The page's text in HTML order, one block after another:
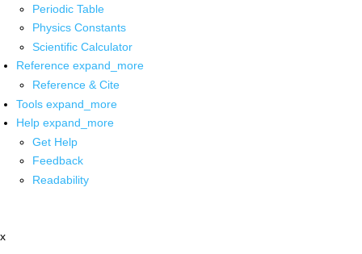
Periodic Table
Physics Constants
Scientific Calculator
Reference expand_more
Reference & Cite
Tools expand_more
Help expand_more
Get Help
Feedback
Readability
x